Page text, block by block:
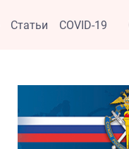
Статьи COVID-19